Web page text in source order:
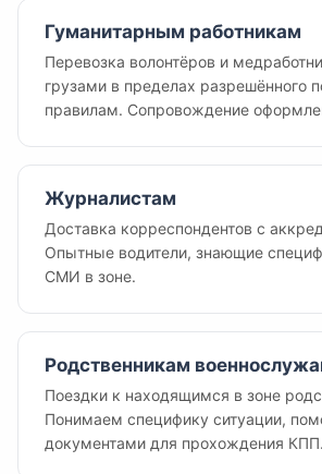
Гуманитарным работникам
Перевозка волонтёров и
грузами в пределах разрешённого
правилам. Сопровождение
Журналистам
Доставка корреспондентов с
Опытные водители, знающие
СМИ в зоне.
Родственникам
Поездки к находящимся в зоне
Понимаем специфику ситуации,
документами для прохождения КПП.